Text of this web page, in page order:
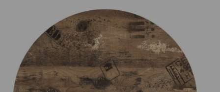
Prijsklasse:
€75.00
tot
€165.00